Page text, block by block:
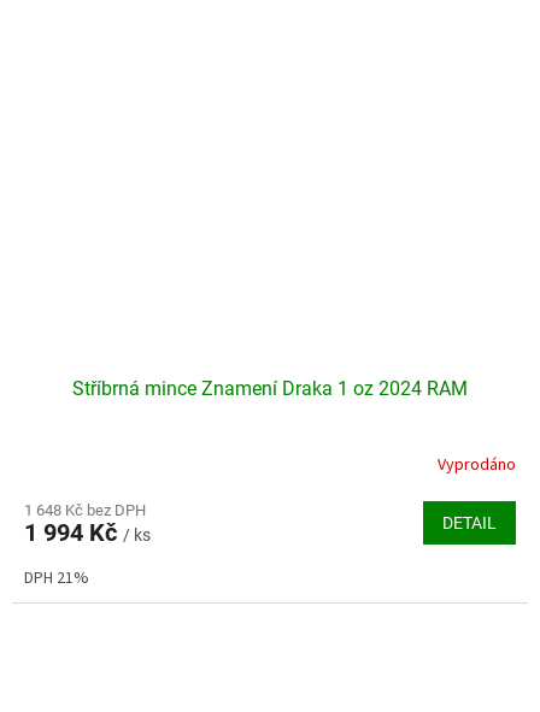
Stříbrná mince Znamení Draka 1 oz 2024 RAM
produktu
je
z
5
Vyprodáno
1 648 Kč bez DPH
1 994 Kč / ks
DETAIL
DPH 21%